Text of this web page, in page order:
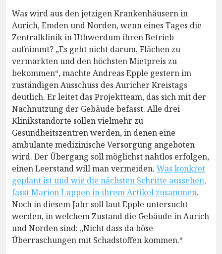
Was wird aus den jetzigen Krankenhäusern in
Aurich, Emden und Norden, wenn eines Tages die
Zentralklinik in Uthwerdum ihren Betrieb
aufnimmt? „Es geht nicht darum, Flächen zu
vermarkten und den höchsten Mietpreis zu
bekommen“, machte Andreas Epple gestern im
zuständigen Ausschuss des Auricher Kreistags
deutlich. Er leitet das Projektteam, das sich mit der
Nachnutzung der Gebäude befasst. Alle drei
Klinikstandorte sollen vielmehr zu
Gesundheitszentren werden, in denen eine
ambulante medizinische Versorgung angeboten
wird. Der Übergang soll möglichst nahtlos erfolgen,
einen Leerstand will man vermeiden. Was konkret
geplant ist und wie die nächsten Schritte aussehen,
fasst Marion Luppen in ihrem Artikel zusammen.
Noch in diesem Jahr soll laut Epple untersucht
werden, in welchem Zustand die Gebäude in Aurich
und Norden sind: „Nicht dass da böse
Überraschungen mit Schadstoffen kommen.“